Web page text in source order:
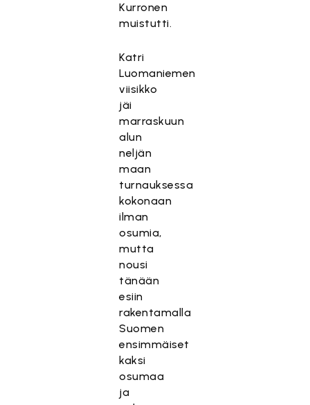
Kurronen
muistutti.
Katri
Luomaniemen
viisikko
jäi
marraskuun
alun
neljän
maan
turnauksessa
kokonaan
ilman
osumia,
mutta
nousi
tänään
esiin
rakentamalla
Suomen
ensimmäiset
kaksi
osumaa
ja